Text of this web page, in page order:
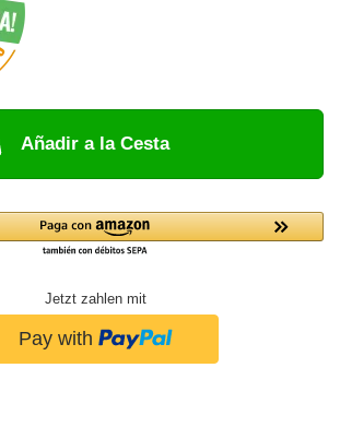
Añadir a la Cesta
Jetzt zahlen mit